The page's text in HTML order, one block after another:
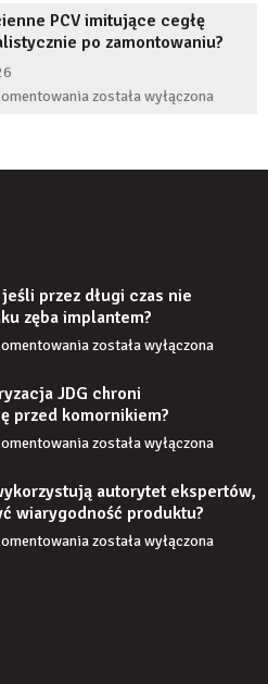
wiarygodność
produktu?
gdy
implant
zaczyna
PCV imitujące cegłę
po zamontowaniu?
Czy
zamontowaniu?
została wyłączona
przez długi czas nie
zęba implantem?
Co
stanie,
jeśli
przez
czas
nie
uzupełnię
braku
została wyłączona
JDG chroni
przed komornikiem?
Czy
JDG
chroni
przedsiębiorcę
została wyłączona
autorytet ekspertów,
wiarygodność produktu?
Jak
została wyłączona